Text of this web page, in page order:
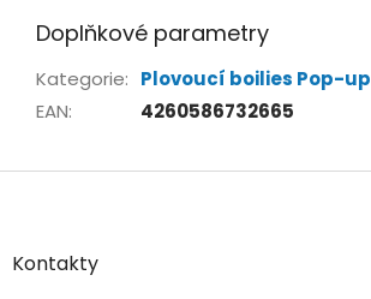
Doplňkové parametry
Kategorie: Plovoucí boilies Pop-up
EAN: 4260586732665
Z
aKontakty